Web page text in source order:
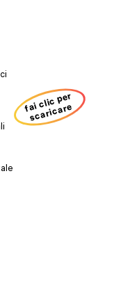
fai clic per
scaricare